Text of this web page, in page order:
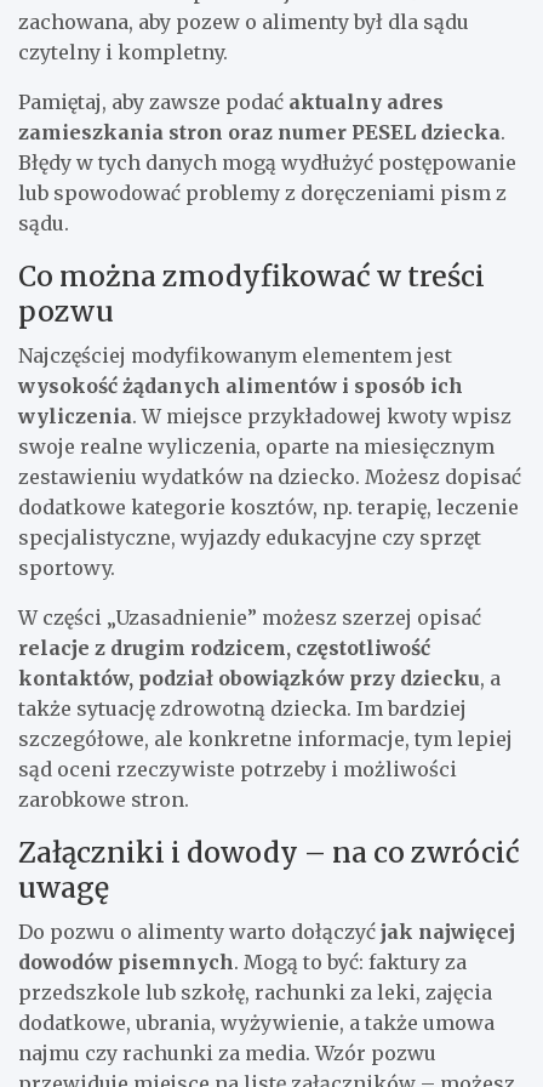
zachowana, aby pozew o alimenty był dla sądu
czytelny i kompletny.
Pamiętaj, aby zawsze podać aktualny adres
zamieszkania stron oraz numer PESEL dziecka.
Błędy w tych danych mogą wydłużyć postępowanie
lub spowodować problemy z doręczeniami pism z
sądu.
Co można zmodyfikować w treści
pozwu
Najczęściej modyfikowanym elementem jest
wysokość żądanych alimentów i sposób ich
wyliczenia. W miejsce przykładowej kwoty wpisz
swoje realne wyliczenia, oparte na miesięcznym
zestawieniu wydatków na dziecko. Możesz dopisać
dodatkowe kategorie kosztów, np. terapię, leczenie
specjalistyczne, wyjazdy edukacyjne czy sprzęt
sportowy.
W części „Uzasadnienie” możesz szerzej opisać
relacje z drugim rodzicem, częstotliwość
kontaktów, podział obowiązków przy dziecku, a
także sytuację zdrowotną dziecka. Im bardziej
szczegółowe, ale konkretne informacje, tym lepiej
sąd oceni rzeczywiste potrzeby i możliwości
zarobkowe stron.
Załączniki i dowody – na co zwrócić
uwagę
Do pozwu o alimenty warto dołączyć jak najwięcej
dowodów pisemnych. Mogą to być: faktury za
przedszkole lub szkołę, rachunki za leki, zajęcia
dodatkowe, ubrania, wyżywienie, a także umowa
najmu czy rachunki za media. Wzór pozwu